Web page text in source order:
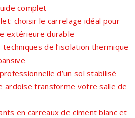
complet
choisir le carrelage idéal pour
extérieure durable
techniques de l’isolation thermique
d’un sol stabilisé
ardoise transforme votre salle de
en carreaux de ciment blanc et